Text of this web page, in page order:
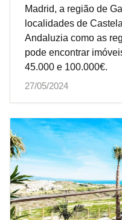
Madrid, a região de
localidades de
Andaluzia como as
pode encontrar
45.000 e 100.000€.
27/05/2024